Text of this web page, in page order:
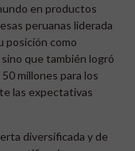
en productos
peruanas liderada
posición como
que también logró
millones para los
las expectativas
diversificada y de